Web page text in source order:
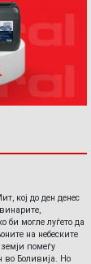
кој до ден денес
би могле луѓето да
на небеските
помеѓу
во Боливија. Но